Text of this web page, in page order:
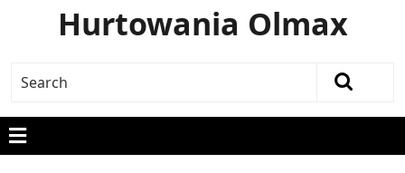
Hurtowania Olmax